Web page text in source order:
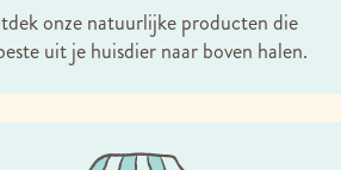
onze natuurlijke producten die
uit je huisdier naar boven halen.